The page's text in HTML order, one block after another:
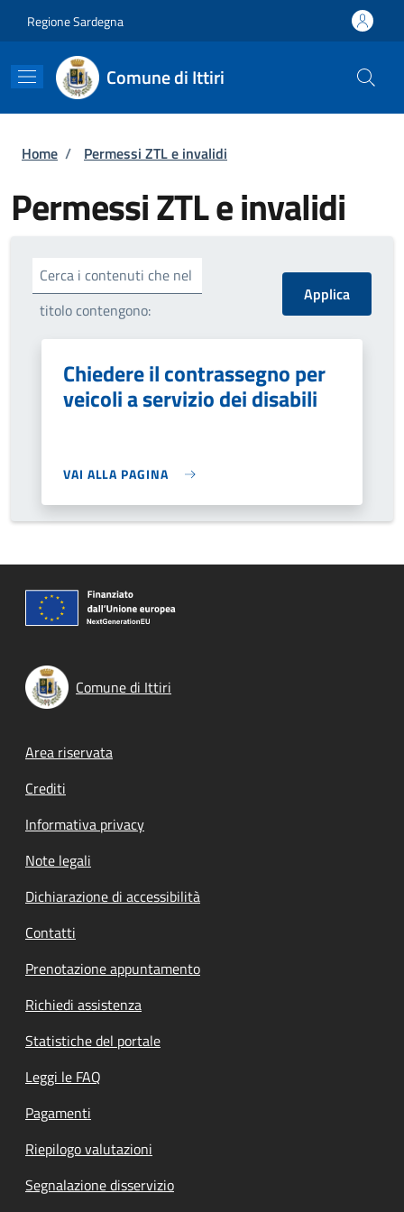
Regione Sardegna
Comune di Ittiri
Briciole di pane
Home / Permessi ZTL e invalidi
Permessi ZTL e invalidi
Cerca i contenuti che nel
titolo contengono:
Chiedere il contrassegno per
veicoli a servizio dei disabili
VAI ALLA PAGINA
Comune di Ittiri
Footer menu
Area riservata
Crediti
Informativa privacy
Note legali
Dichiarazione di accessibilità
Contatti
Prenotazione appuntamento
Richiedi assistenza
Statistiche del portale
Leggi le FAQ
Pagamenti
Riepilogo valutazioni
Segnalazione disservizio